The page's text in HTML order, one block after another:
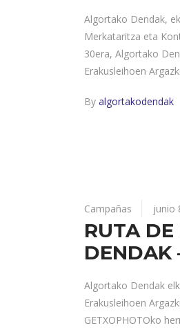
Algortako Dendak,
Merkataritza eta
30era, Algortako
Erakusleihoen
By algortakodendak
Campañas junio
RUTA
DENDAK
Algortako Dendak
Erakusleihoen
GETXOPHOTOko